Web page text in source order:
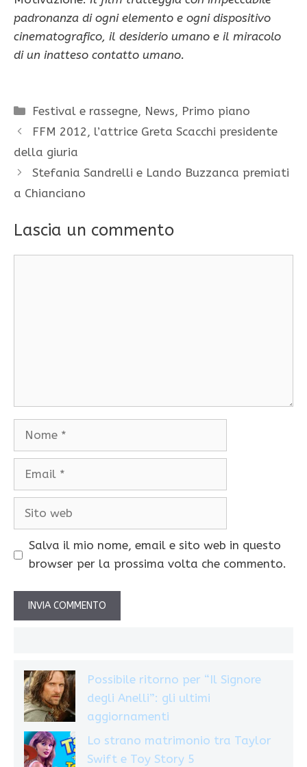
padronanza di ogni elemento e ogni dispositivo
cinematografico, il desiderio umano e il miracolo
di un inatteso contatto umano.
Categorie
Festival e rassegne, News, Primo piano
FFM 2012, l’attrice Greta Scacchi presidente
della giuria
Stefania Sandrelli e Lando Buzzanca premiati
a Chianciano
Lascia un commento
Nome
Email
Sito
Salva il mio nome, email e sito web in questo
browser per la prossima volta che commento.
Possibile ritorno per “Il Signore
degli Anelli”: gli ultimi
aggiornamenti
Lo strano matrimonio tra Taylor
Swift e Toy Story 5